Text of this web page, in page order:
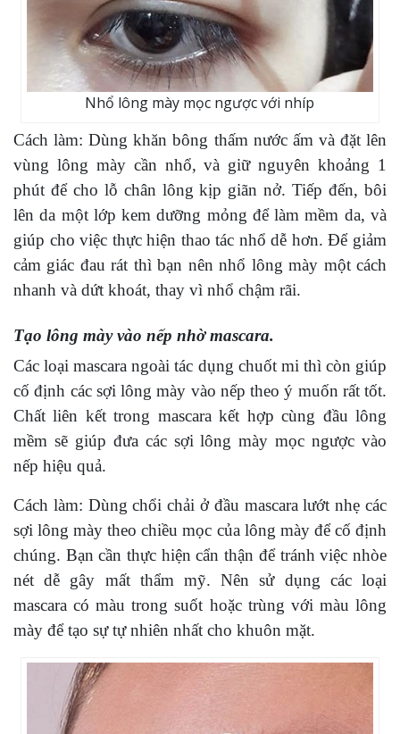
Nhổ lông mày mọc ngược với nhíp
Cách làm: Dùng khăn bông thấm nước ấm và đặt lên
vùng lông mày cần nhổ, và giữ nguyên khoảng 1
phút để cho lỗ chân lông kịp giãn nở. Tiếp đến, bôi
lên da một lớp kem dưỡng mỏng để làm mềm da, và
giúp cho việc thực hiện thao tác nhổ dễ hơn. Để giảm
cảm giác đau rát thì bạn nên nhổ lông mày một cách
nhanh và dứt khoát, thay vì nhổ chậm rãi.
Tạo lông mày vào nếp nhờ mascara.
Các loại mascara ngoài tác dụng chuốt mi thì còn giúp
cố định các sợi lông mày vào nếp theo ý muốn rất tốt.
Chất liên kết trong mascara kết hợp cùng đầu lông
mềm sẽ giúp đưa các sợi lông mày mọc ngược vào
nếp hiệu quả.
Cách làm: Dùng chổi chải ở đầu mascara lướt nhẹ các
sợi lông mày theo chiều mọc của lông mày để cố định
chúng. Bạn cần thực hiện cẩn thận để tránh việc nhòe
nét dễ gây mất thẩm mỹ. Nên sử dụng các loại
mascara có màu trong suốt hoặc trùng với màu lông
mày để tạo sự tự nhiên nhất cho khuôn mặt.